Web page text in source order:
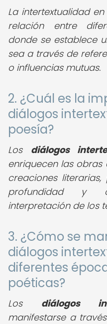
La intertextualidad
relación entre
donde se establece
sea a través de
o influencias mutuas.
2. ¿Cuál es la
diálogos
poesía?
Los diálogos
enriquecen las
creaciones
profundidad y
interpretación de los
3. ¿Cómo se
diálogos
diferentes
poéticas?
Los diálogos
manifestarse a